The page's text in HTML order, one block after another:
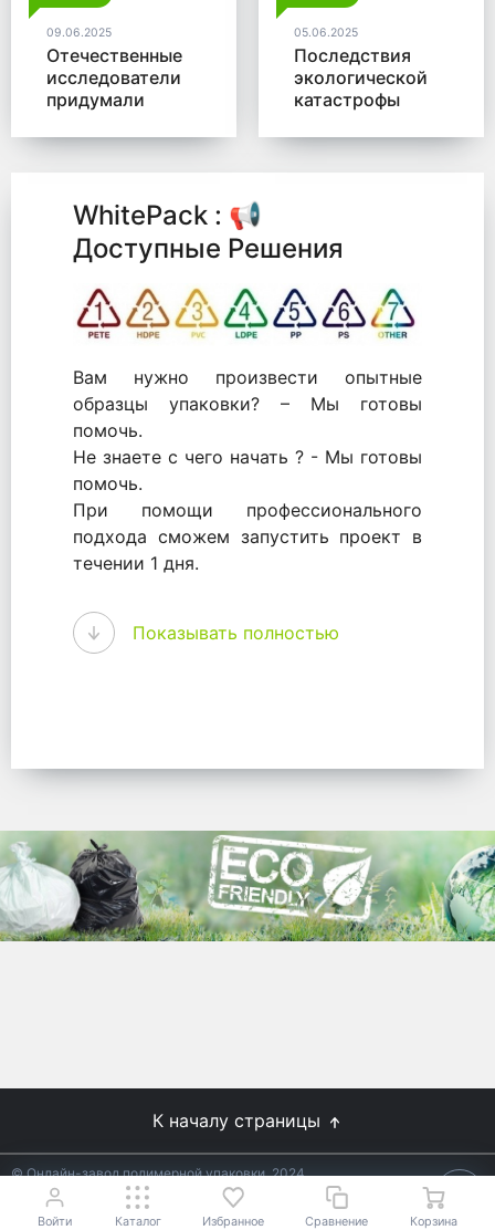
09.06.2025
Отечественные
исследователи
придумали
для утилизации
05.06.2025
Последствия
экологической
катастрофы
микробы от
WhitePack : 📢
Доступные Решения
Вам нужно произвести опытные
образцы упаковки? – Мы готовы
помочь.
Не знаете с чего начать ? - Мы готовы
помочь.
При помощи профессионального
подхода сможем запустить проект в
течении 1 дня.
WhitePack - перерабатываем пластик.
Мы принимали самое активное
участие в становлении этого рынка в
упаковке, и сегодня мы перешли в
Используйте готовые решения от
лидеров отрасли.
WhitePack
8 (495) 204-18-49
Показывать полностью
К началу страницы
© Онлайн-завод полимерной упаковки, 2024
Не является публичной офертой.Условия уточняйте у
менеджеров.
Войти Каталог Избранное Сравнение Корзина